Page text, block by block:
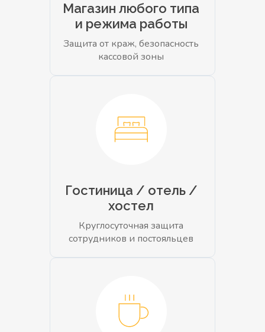
Магазин любого типа
и режима работы
Защита от краж, безопасность
кассовой зоны
Гостиница / отель /
хостел
Круглосуточная защита
сотрудников и постояльцев